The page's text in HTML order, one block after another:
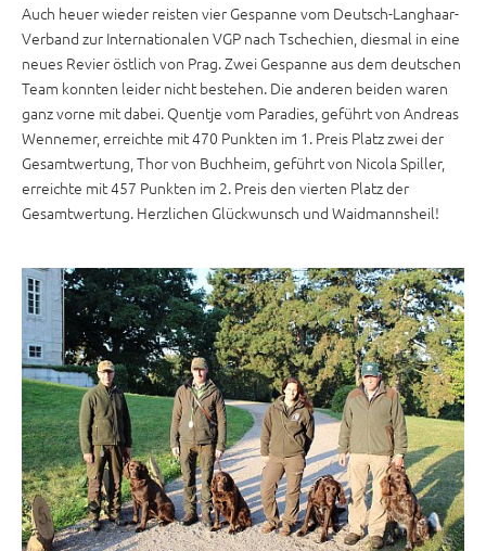
Auch heuer wieder reisten vier Gespanne vom Deutsch-Langhaar-
Verband zur Internationalen VGP nach Tschechien, diesmal in eine
neues Revier östlich von Prag. Zwei Gespanne aus dem deutschen
Team konnten leider nicht bestehen. Die anderen beiden waren
ganz vorne mit dabei. Quentje vom Paradies, geführt von Andreas
Wennemer, erreichte mit 470 Punkten im 1. Preis Platz zwei der
Gesamtwertung, Thor von Buchheim, geführt von Nicola Spiller,
erreichte mit 457 Punkten im 2. Preis den vierten Platz der
Gesamtwertung. Herzlichen Glückwunsch und Waidmannsheil!